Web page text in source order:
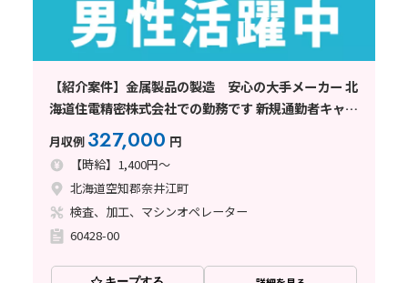
【紹介案件】金属製品の製造 安心の大手メーカー 北
海道住電精密株式会社での勤務です 新規通勤者キャン
ペーン実施中
月収例 327,000 円
【時給】1,400円～
北海道空知郡奈井江町
検査、加工、マシンオペレーター
60428-00